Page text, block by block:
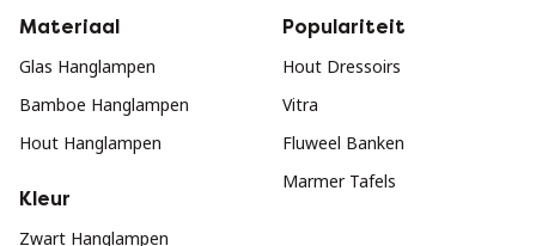
Materiaal
Glas Hanglampen
Bamboe Hanglampen
Hout Hanglampen
Kleur
Zwart Hanglampen
Populariteit
Hout Dressoirs
Vitra
Fluweel Banken
Marmer Tafels